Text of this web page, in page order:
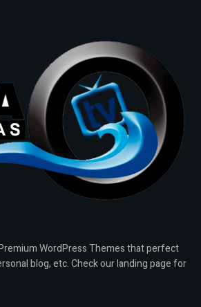
WordPress Themes that perfect
blog, etc. Check our landing page for